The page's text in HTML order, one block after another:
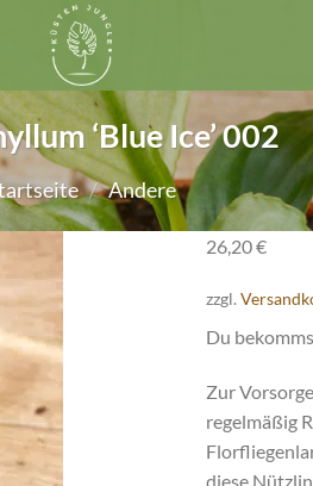
‘Blue Ice’ 002
/ Andere
26,20€
zzgl.
Du
Zur
regelmäßig
diese